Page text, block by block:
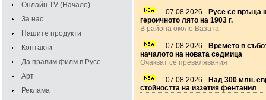
Онлайн TV (Начало)
За нас
Нашите продукти
Контакти
Да правим филм в Русе
Арт
Реклама
07.08.2026 - Русе се връща
героичното лято на 1903 г.
В района около Вазата
07.08.2026 - Времето в
началото на новата седмица
Очакват се превалявания
07.08.2026 - Над 300 млн.
стойността на иззетия фентанил